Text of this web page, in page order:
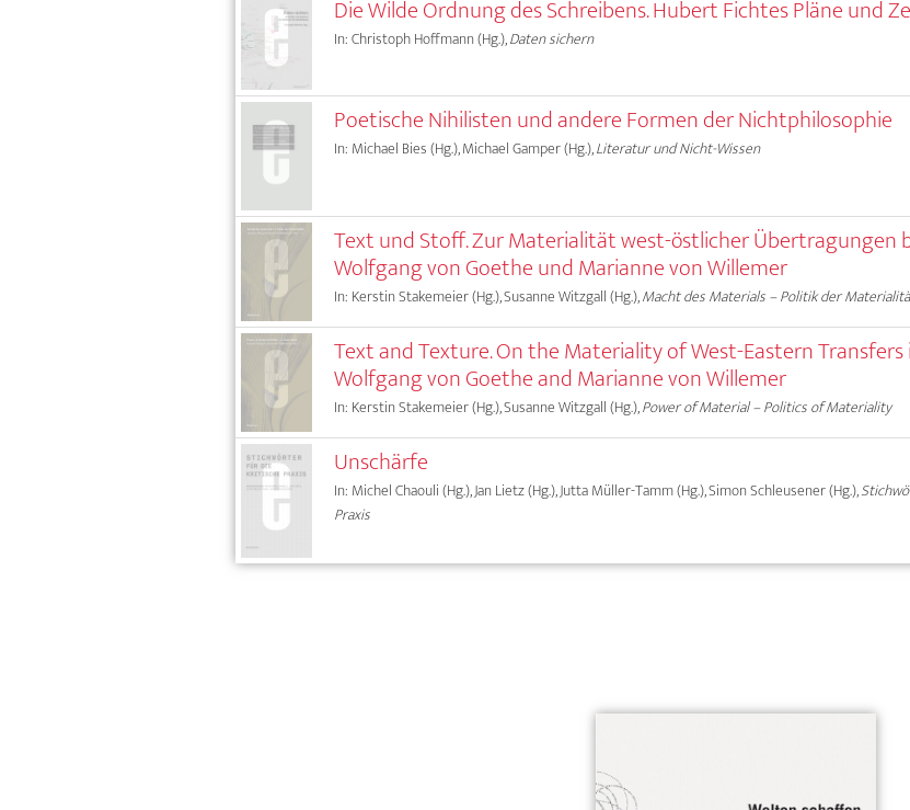
Die Wilde Ordnung des Schreibens. Hubert Fichtes Pläne und
In: Christoph Hoffmann (Hg.),Daten sichern
Poetische Nihilisten und andere Formen der Nichtphilosophie
In: Michael Bies (Hg.), Michael Gamper (Hg.),Literatur und Nicht-Wissen
Text und Stoff. Zur Materialität west-östlicher Übertragungen
Wolfgang von Goethe und Marianne von Willemer
In: Kerstin Stakemeier (Hg.), Susanne Witzgall (Hg.),Macht des Materials – Politik der
Text and Texture. On the Materiality of West-Eastern Transfers
Wolfgang von Goethe and Marianne von Willemer
In: Kerstin Stakemeier (Hg.), Susanne Witzgall (Hg.),Power of Material – Politics of Materiality
Unschärfe
In: Michel Chaouli (Hg.), Jan Lietz (Hg.), Jutta Müller-Tamm (Hg.), Simon Schleusener (Hg.),
Praxis